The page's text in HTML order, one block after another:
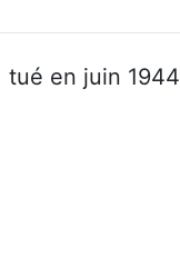
tué en juin 1944